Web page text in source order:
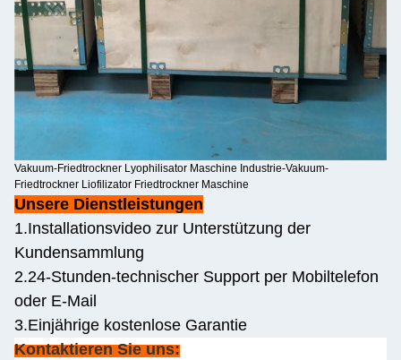
Vakuum-Friedtrockner Lyophilisator Maschine Industrie-Vakuum-
Friedtrockner Liofilizator Friedtrockner Maschine
Unsere Dienstleistungen
1.Installationsvideo zur Unterstützung der
Kundensammlung
2.24-Stunden-technischer Support per Mobiltelefon
oder E-Mail
3.Einjährige kostenlose Garantie
Kontaktieren Sie uns: